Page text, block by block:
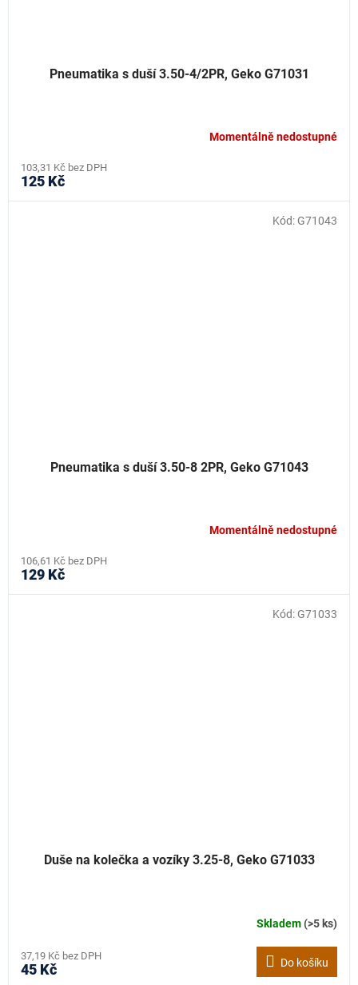
Pneumatika s duší 3.50-4/2PR, Geko G71031
Momentálně nedostupné
103,31 Kč bez DPH
125 Kč
Pneumatika s duší 3.50-8 2PR, Geko G71043
Momentálně nedostupné
106,61 Kč bez DPH
129 Kč
Kód: G71043
Duše na kolečka a vozíky 3.25-8, Geko G71033
Skladem(>5 ks)
37,19 Kč bez DPH
45 Kč Do košíku
Kód: G71033